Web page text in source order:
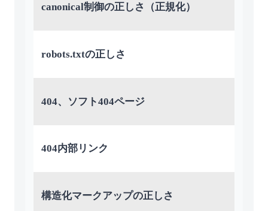
canonical制御の正しさ（正規化）
robots.txtの正しさ
404、ソフト404ページ
404内部リンク
構造化マークアップの正しさ